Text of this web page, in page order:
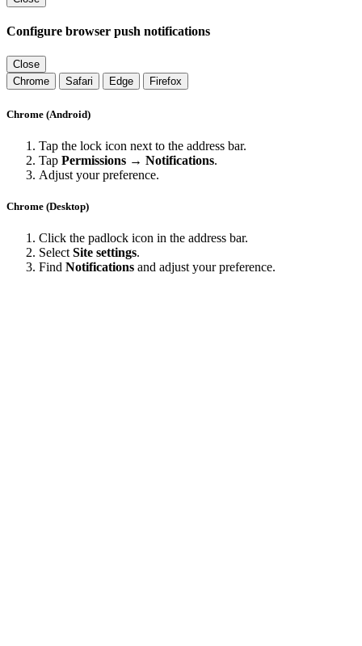
Configure browser push notifications
Close
Chrome
Safari Edge Firefox
Chrome (Android)
Tap the lock icon next to the address bar.
Tap Permissions → Notifications.
Adjust your preference.
Chrome (Desktop)
Click the padlock icon in the address bar.
Select Site settings.
Find Notifications and adjust your preference.